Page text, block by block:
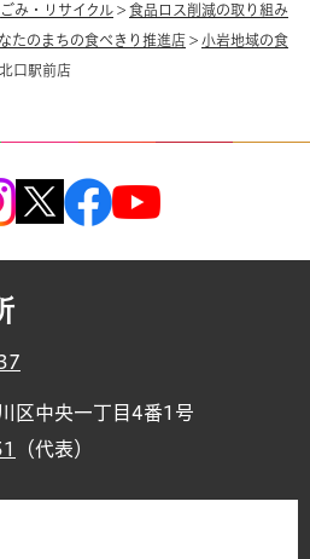
ごみ・リサイクル > 食品ロス削減の取り組み
たのまちの食べきり推進店 > 小岩地域の食
口駅前店
区中央一丁目4番1号
（代表）